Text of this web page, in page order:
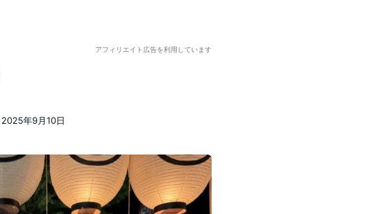
アフィリエイト広告を利用しています
2025年9月10日